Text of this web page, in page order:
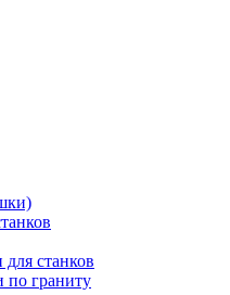
станков
по граниту